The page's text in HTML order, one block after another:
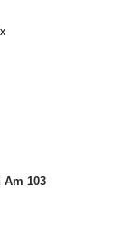
Am 103